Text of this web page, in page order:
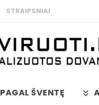
STRAIPSNIAI
PAGAL ŠVENTĘ